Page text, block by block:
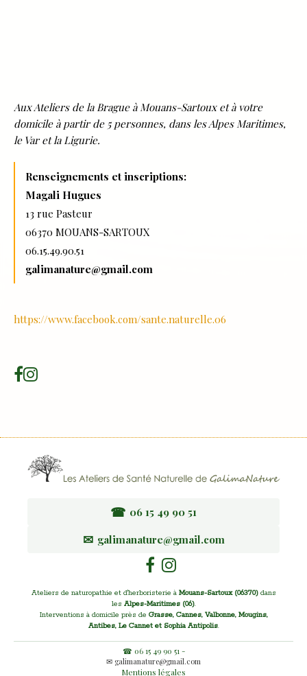
Aux Ateliers de la Brague à Mouans-Sartoux et à votre
domicile à partir de 5 personnes, dans les Alpes Maritimes,
le Var et la Ligurie.
Renseignements et inscriptions:
Magali Hugues
13 rue Pasteur
06370 MOUANS-SARTOUX
06.15.49.90.51
galimanature@gmail.com
https://www.facebook.com/sante.naturelle.06
☎ 06 15 49 90 51
✉ galimanature@gmail.com
Ateliers de naturopathie et d'herboristerie à Mouans-Sartoux (06370)dans
les Alpes-Maritimes (06).
Interventions à domicile près de Grasse, Cannes, Valbonne, Mougins,
Antibes, Le Cannet et Sophia Antipolis.
☎ 06 15 49 90 51 -
✉ galimanature@gmail.com
Mentions légales